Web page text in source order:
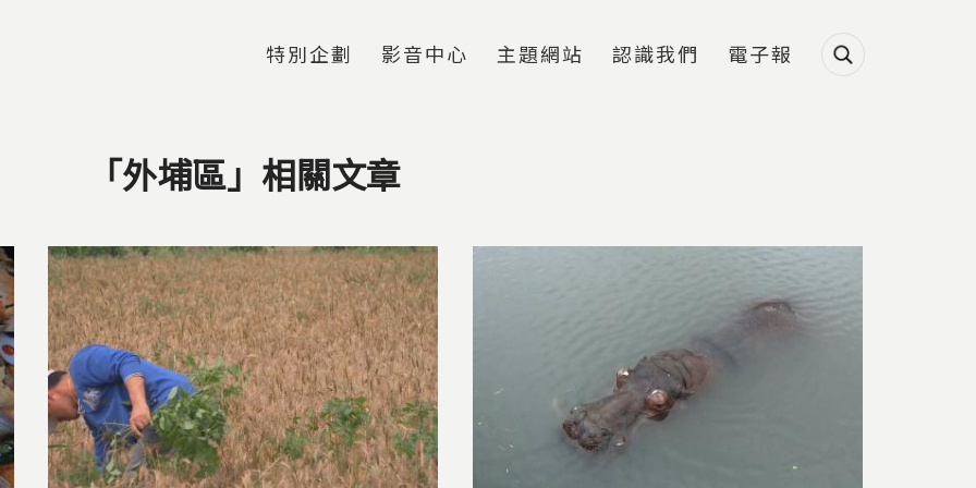
特別企劃 影音中心 主題網站 認識我們 電子報
「外埔區」相關文章